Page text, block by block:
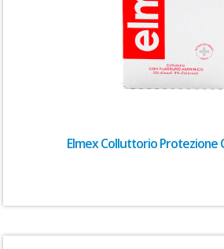
Elmex Colluttorio Protezione